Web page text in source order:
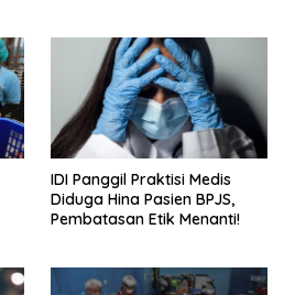
IDI Panggil Praktisi Medis
Diduga Hina Pasien BPJS,
Pembatasan Etik Menanti!